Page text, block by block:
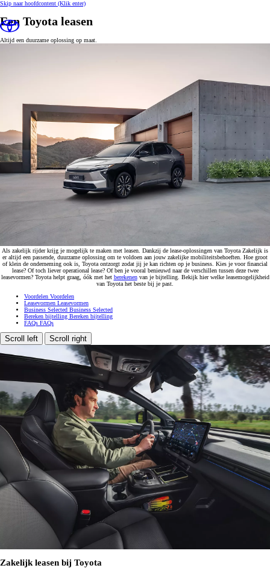
Skip naar hoofdcontent (Klik enter)
Een Toyota leasen
Altijd een duurzame oplossing op maat.
Als zakelijk rijder krijg je mogelijk te maken met leasen. Dankzij de lease-oplossingen van Toyota Zakelijk is
er altijd een passende, duurzame oplossing om te voldoen aan jouw zakelijke mobiliteitsbehoeften. Hoe groot
of klein de onderneming ook is, Toyota ontzorgt zodat jij je kan richten op je business. Kies je voor financial
lease? Of toch liever operational lease? Of ben je vooral benieuwd naar de verschillen tussen deze twee
leasevormen? Toyota helpt graag, óók met het berekenenvan je bijtelling. Bekijk hier welke leasemogelijkheid
van Toyota het beste bij je past.
Voordelen Voordelen
Leasevormen Leasevormen
Business Selected Business Selected
Bereken bijtelling Bereken bijtelling
FAQs FAQs
Scroll left Scroll right
Zakelijk leasen bij Toyota